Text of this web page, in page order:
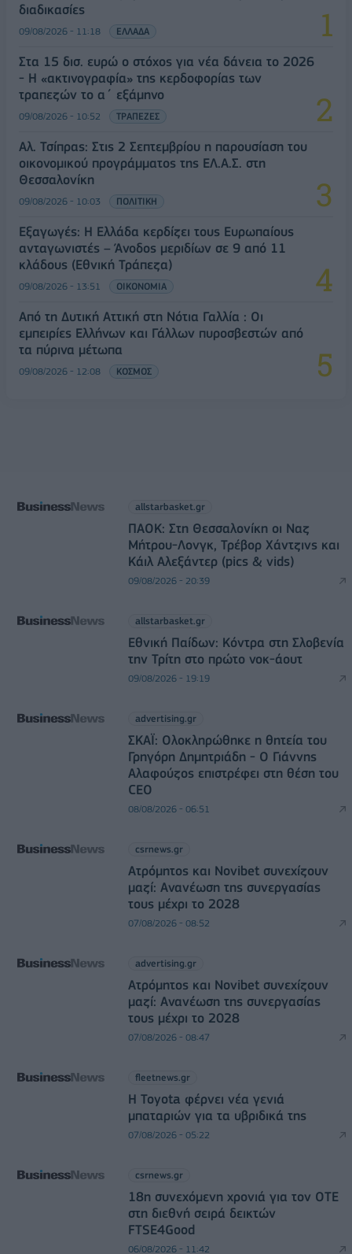
διαδικασίες
09/08/2026 - 11:18 ΕΛΛΑΔΑ
Στα 15 δισ. ευρώ ο στόχος για νέα δάνεια το 2026
- Η «ακτινογραφία» της κερδοφορίας των
τραπεζών το α΄ εξάμηνο
09/08/2026 - 10:52 ΤΡΑΠΕΖΕΣ
Αλ. Τσίπρας: Στις 2 Σεπτεμβρίου η παρουσίαση του
οικονομικού προγράμματος της ΕΛ.Α.Σ. στη
Θεσσαλονίκη
09/08/2026 - 10:03 ΠΟΛΙΤΙΚΗ
Εξαγωγές: Η Ελλάδα κερδίζει τους Ευρωπαίους
ανταγωνιστές – Άνοδος μεριδίων σε 9 από 11
κλάδους (Εθνική Τράπεζα)
09/08/2026 - 13:51 ΟΙΚΟΝΟΜΙΑ
Από τη Δυτική Αττική στη Νότια Γαλλία : Οι
εμπειρίες Ελλήνων και Γάλλων πυροσβεστών από
τα πύρινα μέτωπα
09/08/2026 - 12:08 ΚΟΣΜΟΣ
allstarbasket.gr
ΠΑΟΚ: Στη Θεσσαλονίκη οι Ναζ
Μήτρου-Λονγκ, Τρέβορ Χάντζινς και
Κάιλ Αλεξάντερ (pics & vids)
09/08/2026 - 20:39
allstarbasket.gr
Εθνική Παίδων: Κόντρα στη Σλοβενία
την Τρίτη στο πρώτο νοκ-άουτ
09/08/2026 - 19:19
advertising.gr
ΣΚΑΪ: Ολοκληρώθηκε η θητεία του
Γρηγόρη Δημητριάδη - Ο Γιάννης
Αλαφούζος επιστρέφει στη θέση του
CEO
08/08/2026 - 06:51
csrnews.gr
Ατρόμητος και Novibet συνεχίζουν
μαζί: Ανανέωση της συνεργασίας
τους μέχρι το 2028
07/08/2026 - 08:52
advertising.gr
Ατρόμητος και Novibet συνεχίζουν
μαζί: Ανανέωση της συνεργασίας
τους μέχρι το 2028
07/08/2026 - 08:47
fleetnews.gr
Η Toyota φέρνει νέα γενιά
μπαταριών για τα υβριδικά της
07/08/2026 - 05:22
csrnews.gr
18η συνεχόμενη χρονιά για τον ΟΤΕ
στη διεθνή σειρά δεικτών
FTSE4Good
06/08/2026 - 11:42